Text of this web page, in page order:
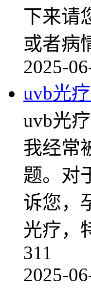
下来请
或者病
2025-
uvb光
uvb光
我经常
题。对
诉您，
光疗，
311
2025-